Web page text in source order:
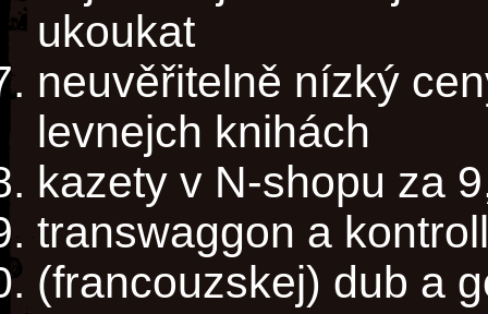
ukoukat
neuvěřitelně nízký
levnejch knihách
kazety v N-shopu za
transwaggon a
(francouzskej) dub a